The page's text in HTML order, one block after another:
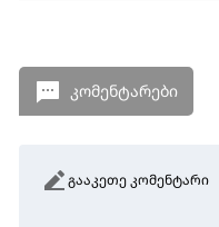
კომენტარები
გააკეთე კომენტარი